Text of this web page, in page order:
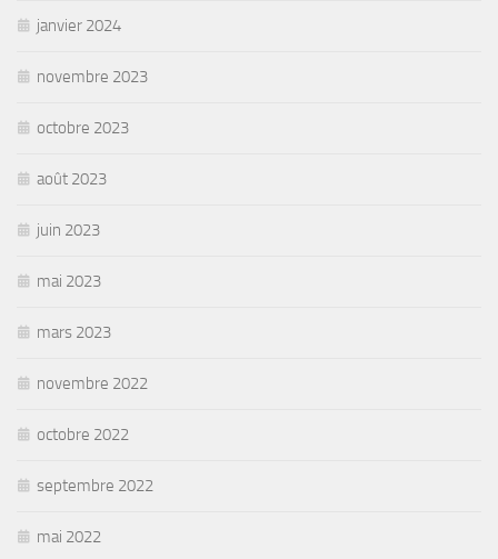
janvier 2024
novembre 2023
octobre 2023
août 2023
juin 2023
mai 2023
mars 2023
novembre 2022
octobre 2022
septembre 2022
mai 2022